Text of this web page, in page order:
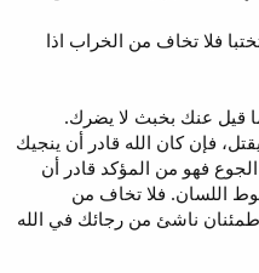
فلا تخاف من الخراب اذا
قيل عنك بخبث لا يضرك.
فإن كان الله قادر أن ينجيك
فهو من المؤكد قادر أن
اللسان. فلا تخاف من
ناشئ من رجائك في الله